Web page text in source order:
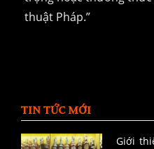
thuật Pháp.”
TIN TỨC MỚI
Giới